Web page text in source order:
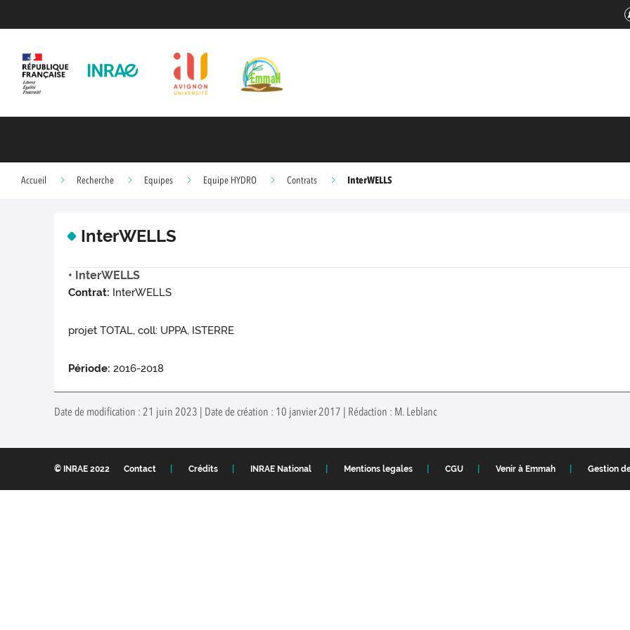
Accueil Recherche Equipes Equipe HYDRO Contrats InterWELLS
InterWELLS
• InterWELLS
Contrat: InterWELLS
projet TOTAL, coll: UPPA, ISTERRE
Période: 2016-2018
Date de modification : 21 juin 2023 | Date de création : 10 janvier 2017 | Rédaction : M. Leblanc
© INRAE 2022 Contact Crédits INRAE National Mentions legales CGU Venir à Emmah Gestion